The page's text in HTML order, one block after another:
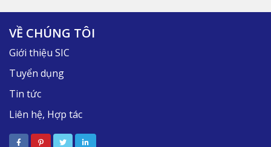
VỀ CHÚNG TÔI
Giới thiệu SIC
Tuyển dụng
Tin tức
Liên hệ, Hợp tác